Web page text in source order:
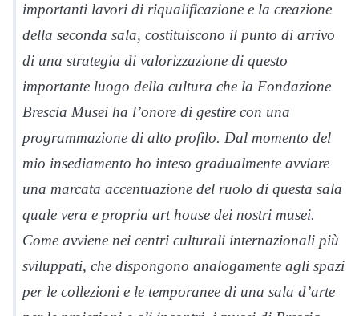
importanti lavori di riqualificazione e la creazione
della seconda sala, costituiscono il punto di arrivo
di una strategia di valorizzazione di questo
importante luogo della cultura che la Fondazione
Brescia Musei ha l’onore di gestire con una
programmazione di alto profilo. Dal momento del
mio insediamento ho inteso gradualmente avviare
una marcata accentuazione del ruolo di questa sala
quale vera e propria art house dei nostri musei.
Come avviene nei centri culturali internazionali più
sviluppati, che dispongono analogamente agli spazi
per le collezioni e le temporanee di una sala d’arte